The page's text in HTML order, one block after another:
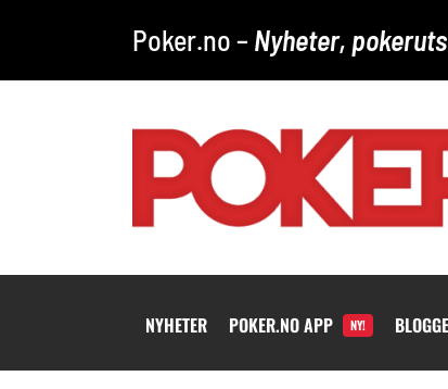
Poker.no – Nyheter,
NYHETER POKER.NO APP NY!